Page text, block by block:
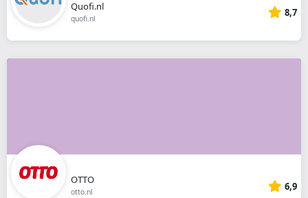
Quofi.nl
quofi.nl 8,7
OTTO
otto.nl 6,9